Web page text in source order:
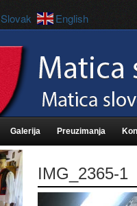
Galerija Preuzimanja
IMG_2365-1
Slovak English